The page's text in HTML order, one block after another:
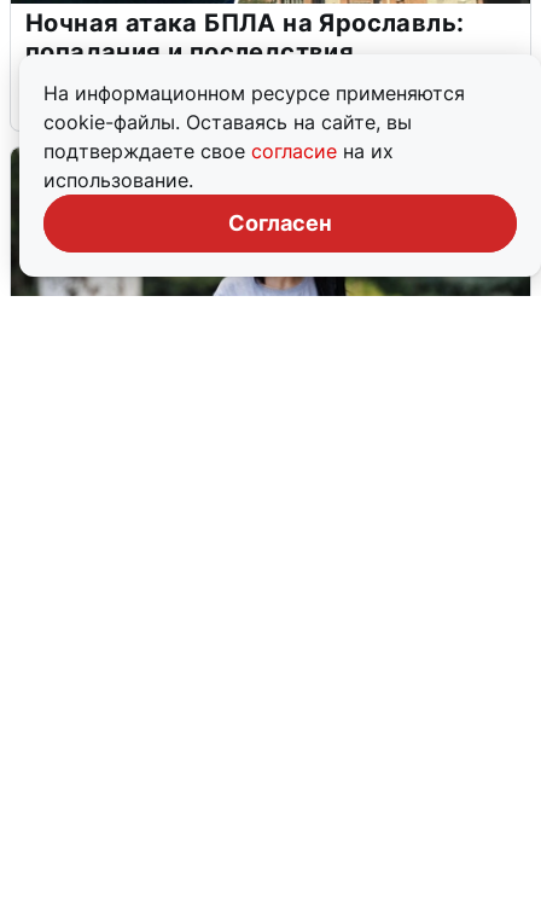
На информационном ресурсе применяются
cookie-файлы. Оставаясь на сайте, вы
подтверждаете свое согласие на их
использование.
Согласен
Ночная атака БПЛА на Ярославль:
попадания и последствия
6 августа 0